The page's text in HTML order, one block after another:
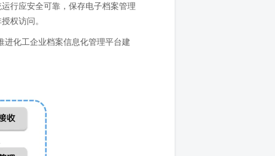
行应安全可靠，保存电子档案管理
权访问。
化工企业档案信息化管理平台建